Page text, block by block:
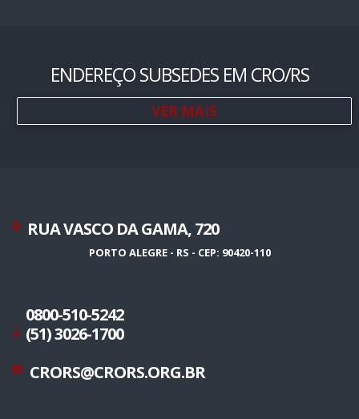
ENDEREÇO SUBSEDES EM CRO/RS
VER MAIS
RUA VASCO DA GAMA, 720
PORTO ALEGRE - RS - CEP: 90420-110
0800-510-5242
(51) 3026-1700
CRORS@CRORS.ORG.BR